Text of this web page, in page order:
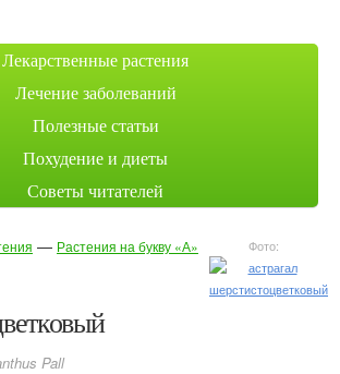
Лекарственные растения
Лечение заболеваний
Полезные статьи
Похудение и диеты
Советы читателей
Фото:
— Растения на букву «А»
Pall